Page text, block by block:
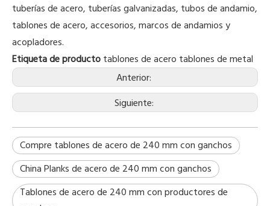
tuberías de acero, tuberías galvanizadas, tubos de andamio,
tablones de acero, accesorios, marcos de andamios y
acopladores.
Etiqueta de producto tablones de acero tablones de metal
Anterior:
Siguiente:
Compre tablones de acero de 240 mm con ganchos
China Planks de acero de 240 mm con ganchos
Tablones de acero de 240 mm con productores de